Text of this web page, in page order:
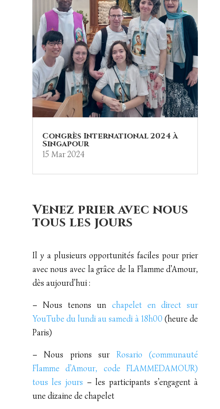
Congrès International 2024 à
Singapour
15 Mar 2024
Venez prier avec nous
tous les jours
Il y a plusieurs opportunités faciles pour prier
avec nous avec la grâce de la Flamme d’Amour,
dès aujourd’hui :
– Nous tenons un chapelet en direct sur
YouTube du lundi au samedi à 18h00 (heure de
Paris)
– Nous prions sur Rosario (communauté
Flamme d’Amour, code FLAMMEDAMOUR)
tous les jours – les participants s’engagent à
une dizaine de chapelet